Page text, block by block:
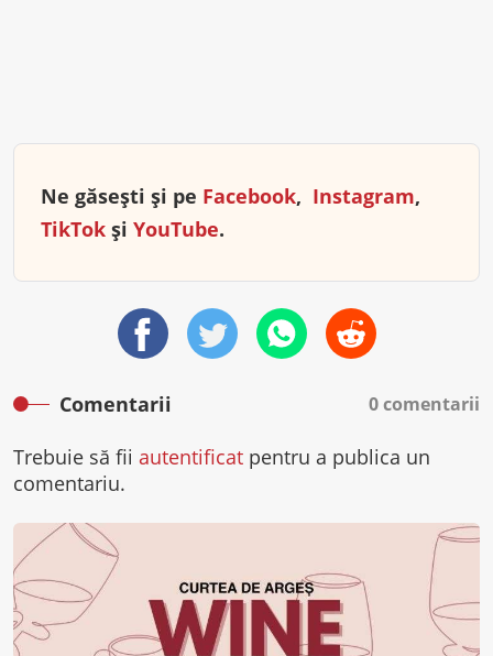
Ne găsești și pe Facebook, Instagram,
TikTok și YouTube.
Comentarii 0 comentarii
Trebuie să fii autentificat pentru a publica un
comentariu.